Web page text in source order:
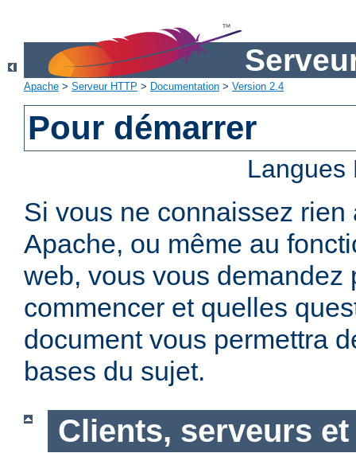
Apache > Serveur HTTP > Documentation > Version 2.4
Pour démarrer
Si vous ne connaissez rien
Apache, ou même au
web, vous vous demandez
commencer et quelles
document vous permettra
bases du sujet.
Clients, serveurs et